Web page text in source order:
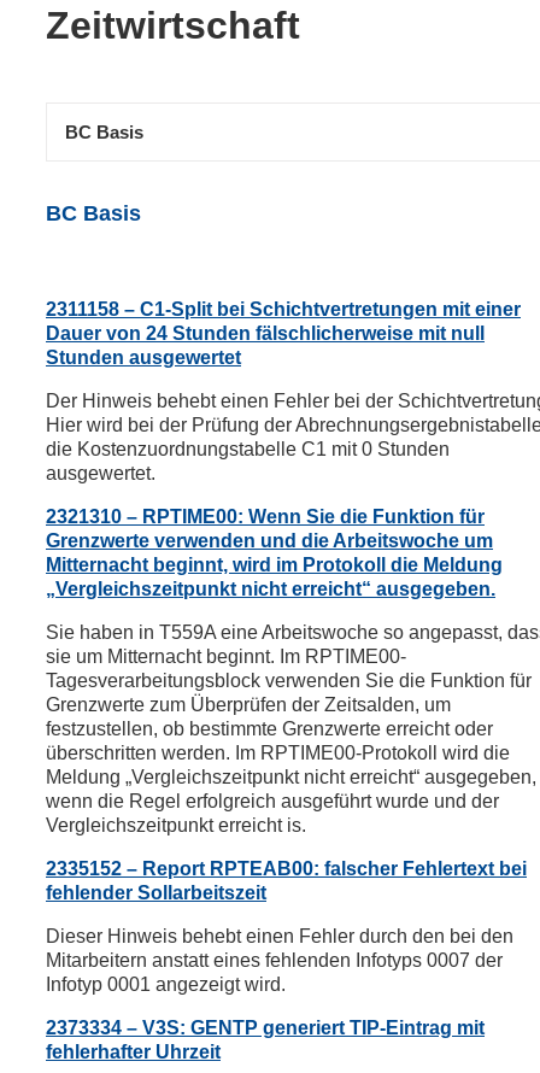
Zeitwirtschaft
BC Basis
BC Basis
2311158 – C1-Split bei Schichtvertretungen mit einer
Dauer von 24 Stunden fälschlicherweise mit null
Stunden ausgewertet
Der Hinweis behebt einen Fehler bei der
Hier wird bei der Prüfung der
die Kostenzuordnungstabelle C1 mit 0 Stunden
ausgewertet.
2321310 – RPTIME00: Wenn Sie die Funktion für
Grenzwerte verwenden und die Arbeitswoche um
Mitternacht beginnt, wird im Protokoll die Meldung
„Vergleichszeitpunkt nicht erreicht“ ausgegeben.
Sie haben in T559A eine Arbeitswoche so angepasst,
sie um Mitternacht beginnt. Im RPTIME00-
Tagesverarbeitungsblock verwenden Sie die Funktion für
Grenzwerte zum Überprüfen der Zeitsalden, um
festzustellen, ob bestimmte Grenzwerte erreicht oder
überschritten werden. Im RPTIME00-Protokoll wird die
Meldung „Vergleichszeitpunkt nicht erreicht“ ausgegeben,
wenn die Regel erfolgreich ausgeführt wurde und der
Vergleichszeitpunkt erreicht is.
2335152 – Report RPTEAB00: falscher Fehlertext bei
fehlender Sollarbeitszeit
Dieser Hinweis behebt einen Fehler durch den bei den
Mitarbeitern anstatt eines fehlenden Infotyps 0007 der
Infotyp 0001 angezeigt wird.
2373334 – V3S: GENTP generiert TIP-Eintrag mit
fehlerhafter Uhrzeit